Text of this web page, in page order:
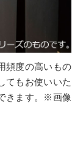
頻度の高いもの
てもお使いいた
きます。※画像